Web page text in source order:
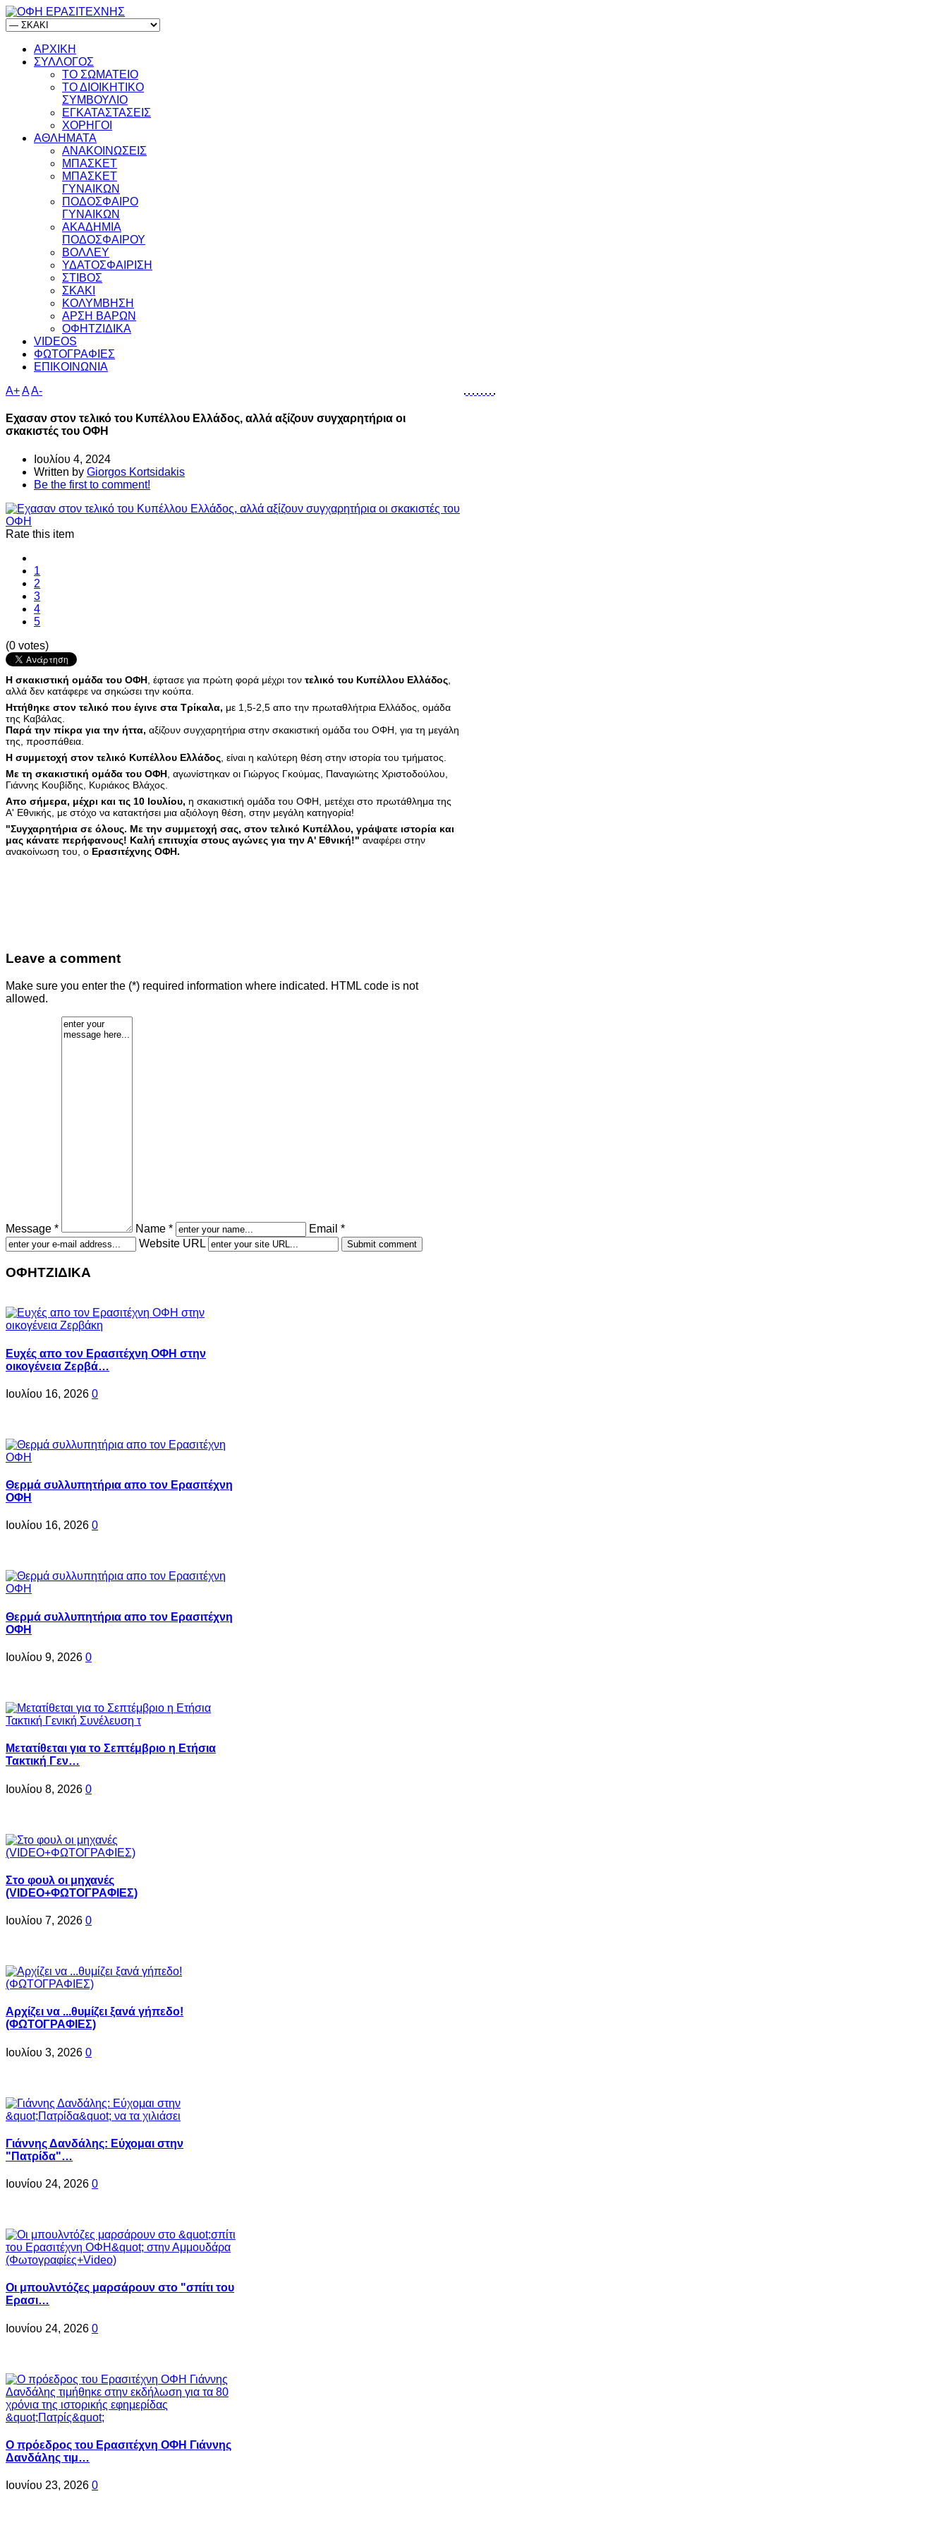
ΑΡΧΙΚΗ
ΣΥΛΛΟΓΟΣ
ΤΟ ΣΩΜΑΤΕΙΟ
ΤΟ ΔΙΟΙΚΗΤΙΚΟ
ΣΥΜΒΟΥΛΙΟ
ΕΓΚΑΤΑΣΤΑΣΕΙΣ
ΧΟΡΗΓΟΙ
ΑΘΛΗΜΑΤΑ
ΑΝΑΚΟΙΝΩΣΕΙΣ
ΜΠΑΣΚΕΤ
ΜΠΑΣΚΕΤ
ΓΥΝΑΙΚΩΝ
ΠΟΔΟΣΦΑΙΡΟ
ΓΥΝΑΙΚΩΝ
ΑΚΑΔΗΜΙΑ
ΠΟΔΟΣΦΑΙΡΟΥ
ΒΟΛΛΕΥ
ΥΔΑΤΟΣΦΑΙΡΙΣΗ
ΣΤΙΒΟΣ
ΣΚΑΚΙ
ΚΟΛΥΜΒΗΣΗ
ΑΡΣΗ ΒΑΡΩΝ
ΟΦΗΤΖΙΔΙΚΑ
VIDEOS
ΦΩΤΟΓΡΑΦΙΕΣ
ΕΠΙΚΟΙΝΩΝΙΑ
A+AA-
Εχασαν στον τελικό του Κυπέλλου Ελλάδος, αλλά αξίζουν συγχαρητήρια οι
σκακιστές του ΟΦΗ
Ιουλίου 4, 2024
Written by Giorgos Kortsidakis
Be the first to comment!
Rate this item
1
2
3
4
5
(0 votes)
Η σκακιστική ομάδα του ΟΦΗ , έφτασε για πρώτη φορά μέχρι τον τελικό του Κυπέλλου Ελλάδος
αλλά δεν κατάφερε να σηκώσει την κούπα.
Ηττήθηκε στον τελικό που έγινε στα Τρίκαλα, με 1,5-2,5 απο την πρωταθλήτρια Ελλάδος, ομάδα
της Καβάλας.
Παρά την πίκρα για την ήττα, αξίζουν συγχαρητήρια στην σκακιστική ομάδα του ΟΦΗ, για τη μεγάλη
της, προσπάθεια.
Η συμμετοχή στον τελικό Κυπέλλου Ελλάδος , είναι η καλύτερη θέση στην ιστορία του τμήματος.
Με τη σκακιστική ομάδα του ΟΦΗ , αγωνίστηκαν οι Γιώργος Γκούμας, Παναγιώτης Χριστοδούλου,
Γιάννης Κουβίδης, Κυριάκος Βλάχος.
Απο σήμερα, μέχρι και τις 10 Ιουλίου, η σκακιστική ομάδα του ΟΦΗ, μετέχει στο πρωτάθλημα της
Α' Εθνικής, με στόχο να κατακτήσει μια αξιόλογη θέση, στην μεγάλη κατηγορία!
"Συγχαρητήρια σε όλους. Με την συμμετοχή σας, στον τελικό Κυπέλλου, γράψατε ιστορία και
μας κάνατε περήφανους! Καλή επιτυχία στους αγώνες για την Α' Εθνική!" αναφέρει στην
ανακοίνωση του, ο Ερασιτέχνης ΟΦΗ.
Leave a comment
Make sure you enter the (*) required information where indicated. HTML code is not
allowed.
Message * Name *
Email *
Website URL
ΟΦΗΤΖΙΔΙΚΑ
Ευχές απο τον Ερασιτέχνη ΟΦΗ στην
οικογένεια Ζερβά…
Ιουλίου 16, 2026 0
Θερμά συλλυπητήρια απο τον Ερασιτέχνη
ΟΦΗ
Ιουλίου 16, 2026 0
Θερμά συλλυπητήρια απο τον Ερασιτέχνη
ΟΦΗ
Ιουλίου 9, 2026 0
Μετατίθεται για το Σεπτέμβριο η Ετήσια
Τακτική Γεν…
Ιουλίου 8, 2026 0
Στο φουλ οι μηχανές
(VIDEO+ΦΩΤΟΓΡΑΦΙΕΣ)
Ιουλίου 7, 2026 0
Αρχίζει να ...θυμίζει ξανά γήπεδο!
(ΦΩΤΟΓΡΑΦΙΕΣ)
Ιουλίου 3, 2026 0
Γιάννης Δανδάλης: Εύχομαι στην
"Πατρίδα"…
Ιουνίου 24, 2026 0
Oι μπουλντόζες μαρσάρουν στο "σπίτι του
Ερασι…
Ιουνίου 24, 2026 0
Ο πρόεδρος του Ερασιτέχνη ΟΦΗ Γιάννης
Δανδάλης τιμ…
Ιουνίου 23, 2026 0